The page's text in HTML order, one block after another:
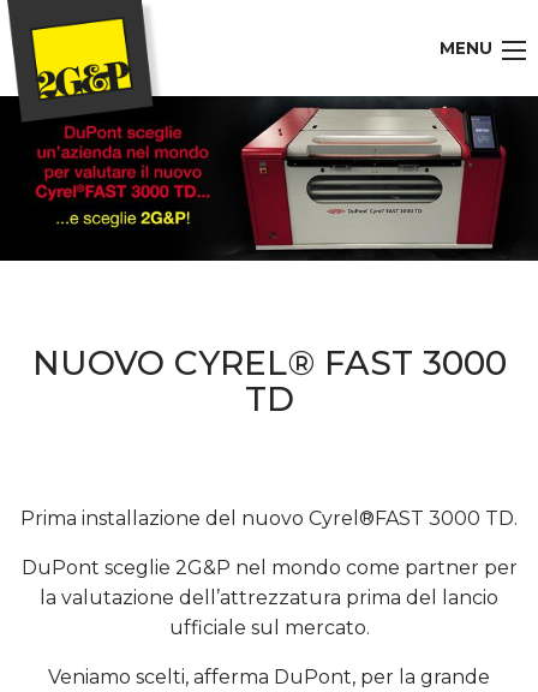
MENU
NUOVO CYREL® FAST 3000
TD
Prima installazione del nuovo Cyrel®FAST 3000 TD.
DuPont sceglie 2G&P nel mondo come partner per
la valutazione dell’attrezzatura prima del lancio
ufficiale sul mercato.
Veniamo scelti, afferma DuPont, per la grande